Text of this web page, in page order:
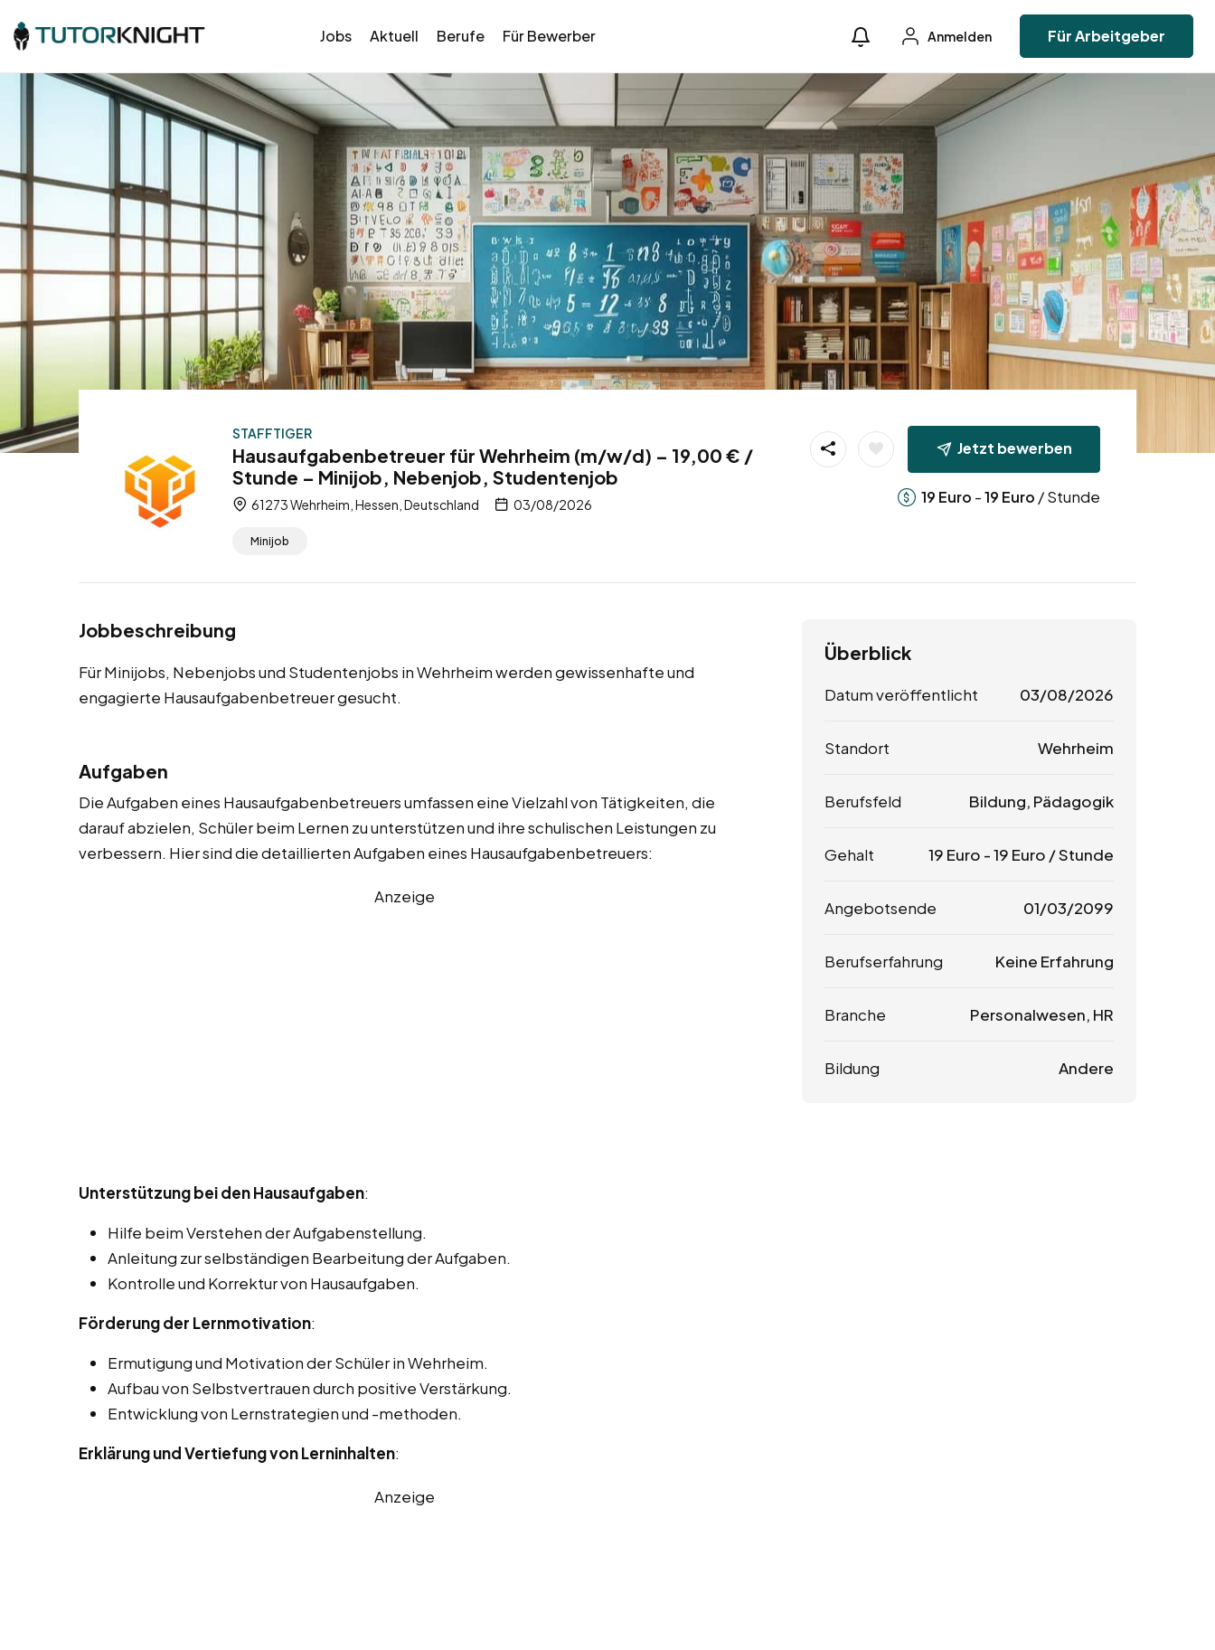
Jobs Aktuell Berufe Für Bewerber Anmelden Für Arbeitgeber
STAFFTIGER
Hausaufgabenbetreuer für Wehrheim (m/w/d) – 19,00 € /
Stunde – Minijob, Nebenjob, Studentenjob
61273 Wehrheim, Hessen, Deutschland 03/08/2026
Minijob
Jetzt bewerben
19 Euro -19 Euro / Stunde
Jobbeschreibung
Für Minijobs, Nebenjobs und Studentenjobs in Wehrheim werden gewissenhafte und
engagierte Hausaufgabenbetreuer gesucht.
Aufgaben
Die Aufgaben eines Hausaufgabenbetreuers umfassen eine Vielzahl von Tätigkeiten, die
darauf abzielen, Schüler beim Lernen zu unterstützen und ihre schulischen Leistungen zu
verbessern. Hier sind die detaillierten Aufgaben eines Hausaufgabenbetreuers:
Anzeige
Unterstützung bei den Hausaufgaben:
Hilfe beim Verstehen der Aufgabenstellung.
Anleitung zur selbständigen Bearbeitung der Aufgaben.
Kontrolle und Korrektur von Hausaufgaben.
Förderung der Lernmotivation:
Ermutigung und Motivation der Schüler in Wehrheim.
Aufbau von Selbstvertrauen durch positive Verstärkung.
Entwicklung von Lernstrategien und -methoden.
Erklärung und Vertiefung von Lerninhalten:
Anzeige
Überblick
Datum veröffentlicht 03/08/2026
Standort Wehrheim
Berufsfeld Bildung, Pädagogik
Gehalt 19 Euro -19 Euro / Stunde
Angebotsende 01/03/2099
Berufserfahrung Keine Erfahrung
Branche Personalwesen, HR
Bildung Andere